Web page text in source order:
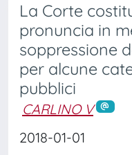
La Corte
pronuncia in
soppressione
per alcune
pubblici
CARLINO V
2018-01-01